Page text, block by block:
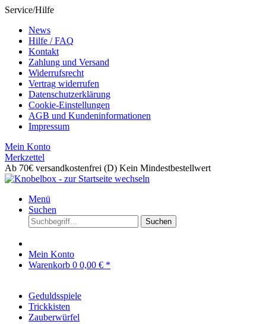
Service/Hilfe
News
Hilfe / FAQ
Kontakt
Zahlung und Versand
Widerrufsrecht
Vertrag widerrufen
Datenschutzerklärung
Cookie-Einstellungen
AGB und Kundeninformationen
Impressum
Mein Konto
Merkzettel
Ab 70€ versandkostenfrei (D) Kein Mindestbestellwert
Menü
Suchen
Suchen
Mein Konto
Warenkorb 0 0,00 € *
Geduldsspiele
Trickkisten
Zauberwürfel